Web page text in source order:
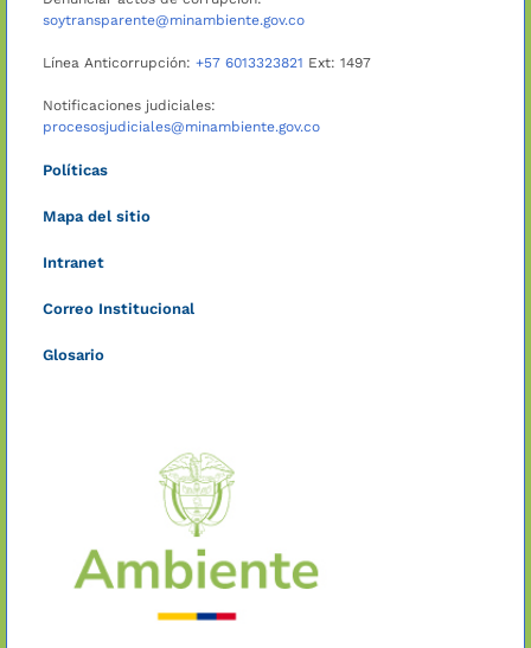
soytransparente@minambiente.gov.co
Línea Anticorrupción: +57 6013323821 Ext: 1497
Notificaciones judiciales:
procesosjudiciales@minambiente.gov.co
Políticas
Mapa del sitio
Intranet
Correo Institucional
Glosario